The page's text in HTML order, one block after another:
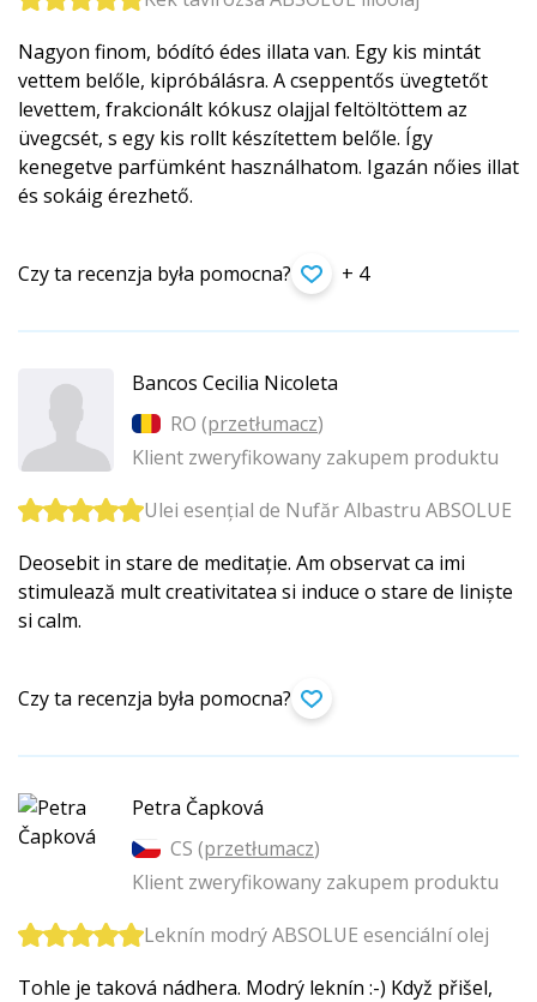
Nagyon finom, bódító édes illata van. Egy kis mintát
vettem belőle, kipróbálásra. A cseppentős üvegtetőt
levettem, frakcionált kókusz olajjal feltöltöttem az
üvegcsét, s egy kis rollt készítettem belőle. Így
kenegetve parfümként használhatom. Igazán nőies illat
és sokáig érezhető.
Czy ta recenzja była pomocna? + 4
Bancos Cecilia Nicoleta
RO (przetłumacz)
Klient zweryfikowany zakupem produktu
Ulei esențial de Nufăr Albastru ABSOLUE
Deosebit in stare de meditație. Am observat ca imi
stimulează mult creativitatea si induce o stare de liniște
si calm.
Czy ta recenzja była pomocna?
Petra Čapková
CS (przetłumacz)
Klient zweryfikowany zakupem produktu
Leknín modrý ABSOLUE esenciální olej
Tohle je taková nádhera. Modrý leknín :-) Když přišel,